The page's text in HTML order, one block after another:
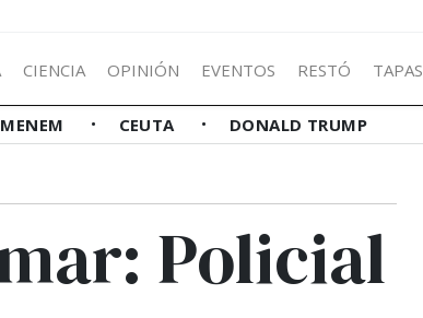
CIENCIA OPINIÓN EVENTOS RESTÓ TAPAS
CEUTA DONALD TRUMP
Policial